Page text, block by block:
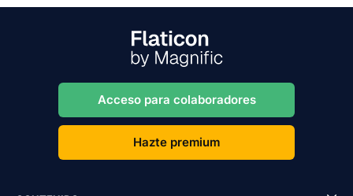
Acceso para colaboradores
Hazte premium